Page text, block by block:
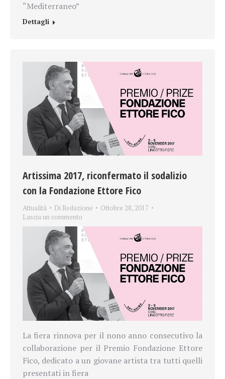
“Mediterraneo”
Dettagli
Artissima 2017, riconfermato il sodalizio
con la Fondazione Ettore Fico
Attualità Di Redazione
Ottobre 28, 2017
Lascia un commento
La fiera rinnova per il nono anno consecutivo la
collaborazione per il Premio Fondazione Ettore
Fico, dedicato a un giovane artista tra tutti quelli
presentati in fiera